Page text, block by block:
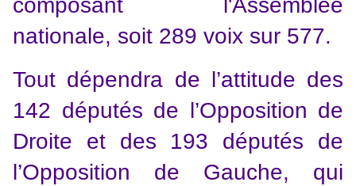
composant l'Assemblée
nationale, soit 289 voix sur 577.
Tout dépendra de l’attitude des
142 députés de l’Opposition de
Droite et des 193 députés de
l’Opposition de Gauche, qui